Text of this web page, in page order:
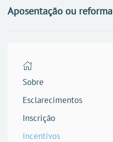
Aposentação ou reforma
Sobre
Esclarecimentos
Inscrição
Incentivos